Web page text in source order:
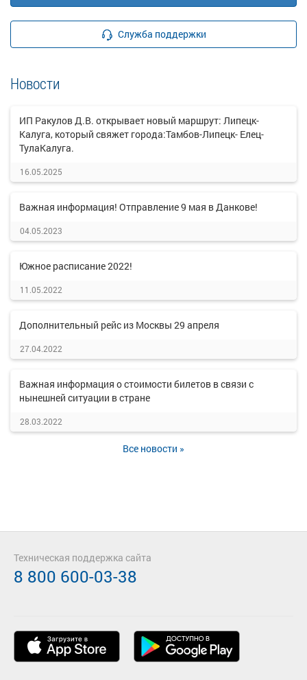
Служба поддержки
Новости
ИП Ракулов Д.В. открывает новый маршрут: Липецк-
Калуга, который свяжет города:Тамбов-Липецк- Елец-
ТулаКалуга.
16.05.2025
Важная информация! Отправление 9 мая в Данкове!
04.05.2023
Южное расписание 2022!
11.05.2022
Дополнительный рейс из Москвы 29 апреля
27.04.2022
Важная информация о стоимости билетов в связи с
нынешней ситуации в стране
28.03.2022
Все новости »
Техническая поддержка сайта
8 800 600-03-38